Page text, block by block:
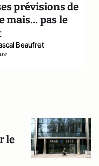
prévisions de
mais… pas le
Beaufret
le